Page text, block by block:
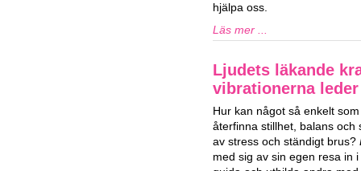
hjälpa oss.
Läs mer ...
Ljudets läkande
vibrationerna
Hur kan något så enkelt
återfinna stillhet, balans och
av stress och ständigt brus?
med sig av sin egen resa in